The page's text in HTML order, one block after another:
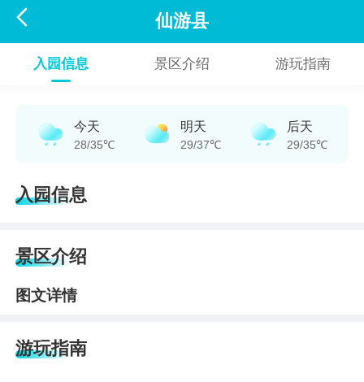
 仙游县
入园信息 景区介绍 游玩指南
今天
28/35℃
明天
29/37℃
后天
29/35℃
入园信息
景区介绍
图文详情
游玩指南